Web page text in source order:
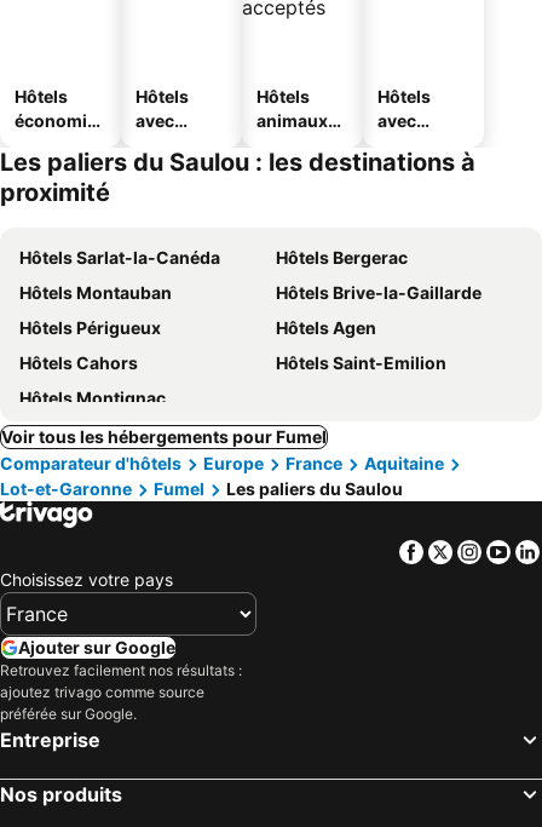
Hôtels
économiq
Hôtels
avec
Hôtels
animaux
Hôtels
avec
Les paliers du Saulou : les destinations à
proximité
Hôtels Sarlat-la-Canéda
Hôtels Bergerac
Hôtels Montauban
Hôtels Brive-la-Gaillarde
Hôtels Périgueux
Hôtels Agen
Hôtels Cahors
Hôtels Saint-Emilion
Hôtels Montignac
Voir tous les hébergements pour Fumel
Comparateur d'hôtels
Europe France
Aquitaine
Lot-et-Garonne
Fumel Les paliers du Saulou
Facebook
Twitter
Choisissez votre pays
Ajouter sur Google
Retrouvez facilement nos résultats :
ajoutez trivago comme source
préférée sur Google.
Entreprise
Nos produits